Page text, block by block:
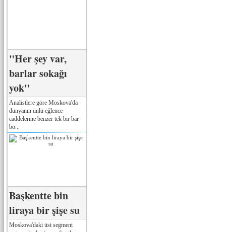
"Her şey var,
barlar sokağı
yok"
Analistlere göre Moskova'da
dünyanın ünlü eğlence
caddelerine benzer tek bir bar
bö...
Başkentte bin
liraya bir şişe su
Moskova'daki üst segment